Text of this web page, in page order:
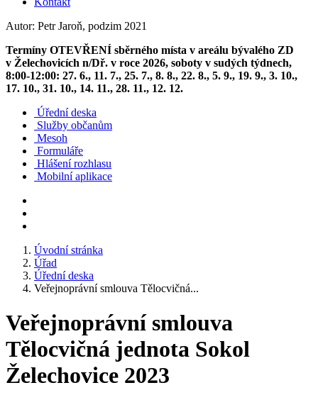
Autor: Petr Jaroň, podzim 2021
Termíny OTEVŘENÍ sběrného místa v areálu bývalého ZD
v Želechovicích n/Dř. v roce 2026, soboty v sudých týdnech,
8:00-12:00: 27. 6., 11. 7., 25. 7., 8. 8., 22. 8., 5. 9., 19. 9., 3. 10.,
17. 10., 31. 10., 14. 11., 28. 11., 12. 12.
Úřední deska
Služby občanům
Mesoh
Formuláře
Hlášení rozhlasu
Mobilní aplikace
Úvodní stránka
Úřad
Úřední deska
Veřejnoprávní smlouva Tělocvičná...
Veřejnoprávní smlouva
Tělocvičná jednota Sokol
Želechovice 2023